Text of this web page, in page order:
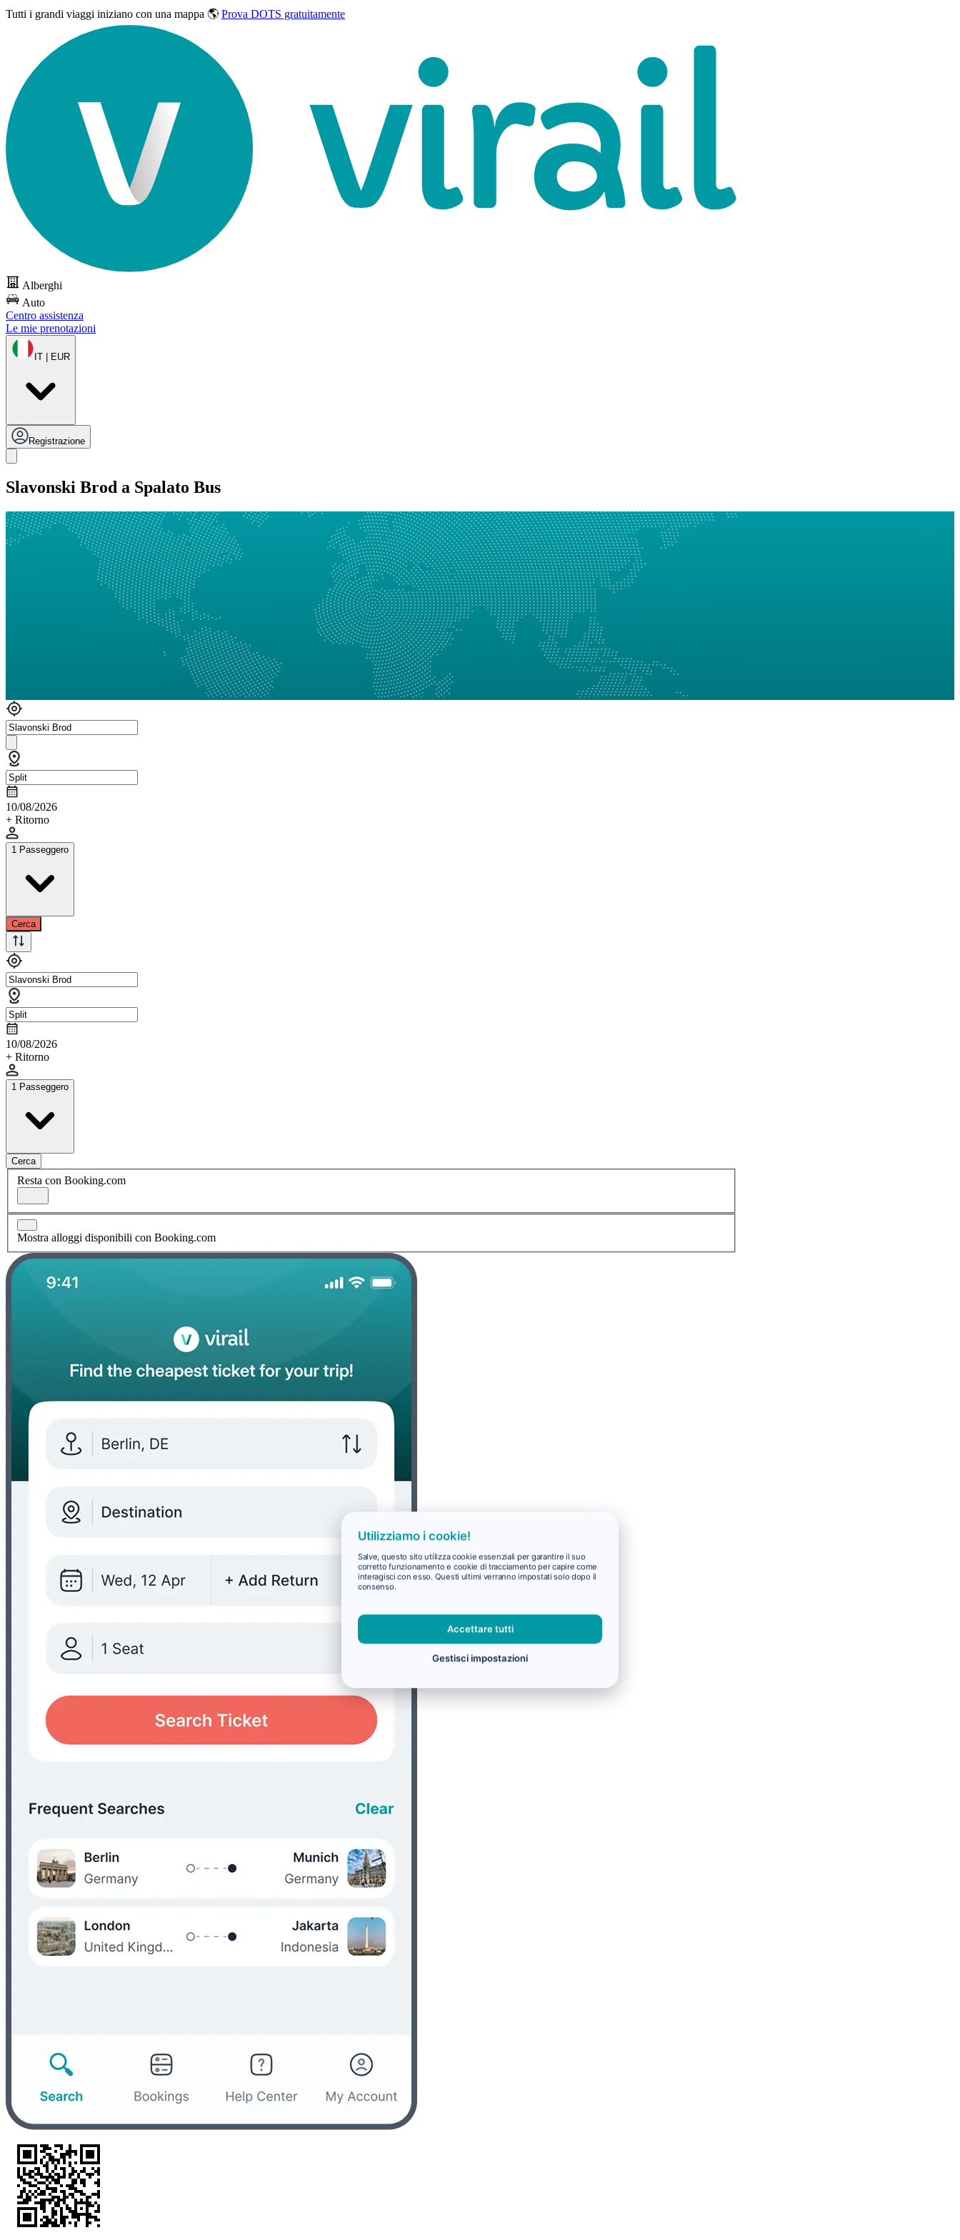
Tutti i grandi viaggi iniziano con una mappa 🌎 Prova DOTS gratuitamente
Alberghi
Auto
Centro assistenza
Le mie prenotazioni
IT | EUR
Registrazione
Slavonski Brod a Spalato Bus
10/08/2026
+ Ritorno
1 Passeggero
Cerca
10/08/2026
+ Ritorno
1 Passeggero
Cerca
Resta con Booking.com
Mostra alloggi disponibili con Booking.com
Utilizziamo i cookie!
Salve, questo sito utilizza cookie essenziali per garantire il suo
corretto funzionamento e cookie di tracciamento per capire come
interagisci con esso. Questi ultimi verranno impostati solo dopo il
consenso.
Accettare tutti
Gestisci impostazioni